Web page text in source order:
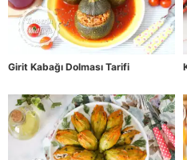
Girit Kabağı Dolması Tarifi